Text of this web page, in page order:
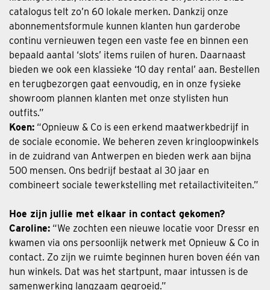
catalogus telt zo’n 60 lokale merken. Dankzij onze
abonnementsformule kunnen klanten hun garderobe
continu vernieuwen tegen een vaste fee en binnen een
bepaald aantal ‘slots’ items ruilen of huren. Daarnaast
bieden we ook een klassieke ‘10 day rental’ aan. Bestellen
en terugbezorgen gaat eenvoudig, en in onze fysieke
showroom plannen klanten met onze stylisten hun
outfits.”
Koen: “Opnieuw & Co is een erkend maatwerkbedrijf in
de sociale economie. We beheren zeven kringloopwinkels
in de zuidrand van Antwerpen en bieden werk aan bijna
500 mensen. Ons bedrijf bestaat al 30 jaar en
combineert sociale tewerkstelling met retailactiviteiten.”
Hoe zijn jullie met elkaar in contact gekomen?
Caroline: “We zochten een nieuwe locatie voor Dressr en
kwamen via ons persoonlijk netwerk met Opnieuw & Co in
contact. Zo zijn we ruimte beginnen huren boven één van
hun winkels. Dat was het startpunt, maar intussen is de
samenwerking langzaam gegroeid.”